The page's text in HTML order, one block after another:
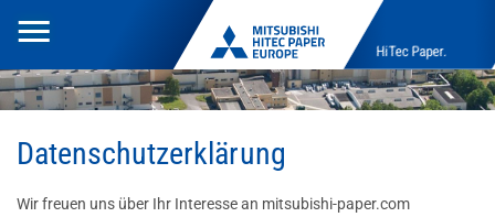
Toggle
HiTec Paper.
Datenschutzerklärung
Wir freuen uns über Ihr Interesse an mitsubishi-paper.com